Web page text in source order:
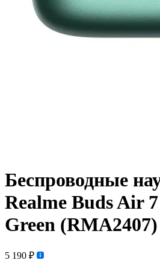
Беспроводные
Realme Buds Air
Green (RMA2407)
5 190 ₽